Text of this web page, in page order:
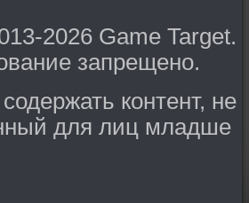
2026 Game Target.
запрещено.